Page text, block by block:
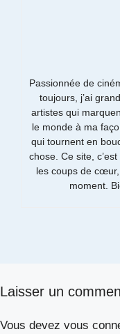
Passionnée de
toujours, j’ai
artistes qui
le monde à ma
qui tournent en
chose. Ce site,
les coups de
moment.
Laisser un
Vous devez vous